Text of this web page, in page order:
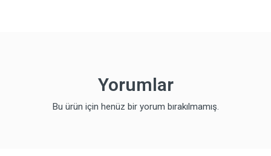
Yorumlar
Bu ürün için henüz bir yorum bırakılmamış.